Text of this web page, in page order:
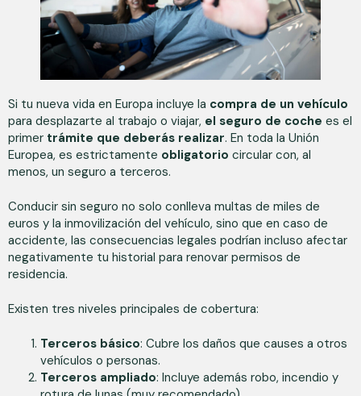
Si tu nueva vida en Europa incluye la compra de un vehículo
para desplazarte al trabajo o viajar, el seguro de coche es el
primer trámite que deberás realizar. En toda la Unión
Europea, es estrictamente obligatorio circular con, al
menos, un seguro a terceros.
Conducir sin seguro no solo conlleva multas de miles de
euros y la inmovilización del vehículo, sino que en caso de
accidente, las consecuencias legales podrían incluso afectar
negativamente tu historial para renovar permisos de
residencia.
Existen tres niveles principales de cobertura:
Terceros básico: Cubre los daños que causes a otros
vehículos o personas.
Terceros ampliado: Incluye además robo, incendio y